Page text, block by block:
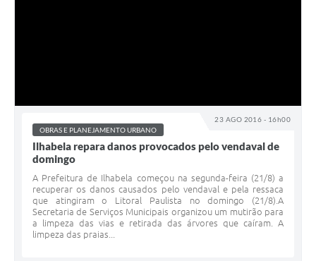
23 AGO 2016 - 16h00
OBRAS E PLANEJAMENTO URBANO
Ilhabela repara danos provocados pelo vendaval de
domingo
A Prefeitura de Ilhabela começou na segunda-feira (21/8) a
recuperar os danos causados pelo vendaval e pela ressaca
que atingiram o Litoral Paulista no domingo (21/8).A
Secretaria de Serviços Municipais organizou um mutirão para
a limpeza das vias e retirada das árvores que caíram. A
limpeza das praias...